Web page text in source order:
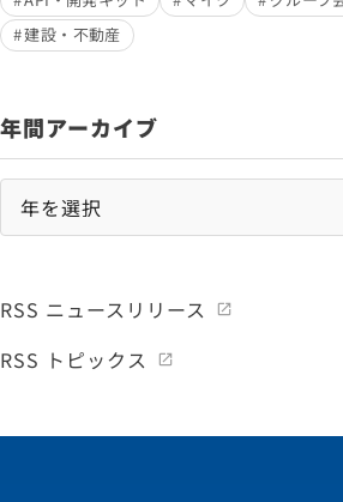
建設・不動産
年間アーカイブ
RSS ニュースリリース
RSS トピックス